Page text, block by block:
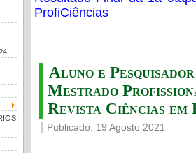
ProfiCiências
Aluno e
Mestrado
Revista Ciências
Publicado: 19 Agosto 2021